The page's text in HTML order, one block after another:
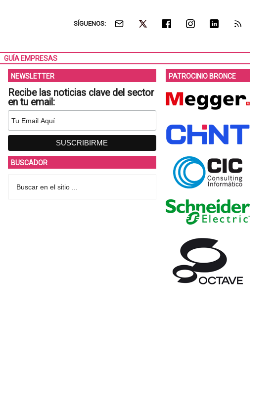
SÍGUENOS:
GUÍA EMPRESAS
NEWSLETTER
Recibe las noticias clave del sector
en tu email:
BUSCADOR
PATROCINIO BRONCE